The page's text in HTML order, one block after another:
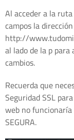
Al acceder a la
campos la
http://
al lado de la p
cambios.
Recuerda que
Seguridad SSL
web no funcionaría
SEGURA.